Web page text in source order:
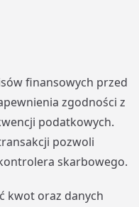
finansowych przed
zgodności z
podatkowych.
pozwoli
skarbowego.
kwot oraz danych